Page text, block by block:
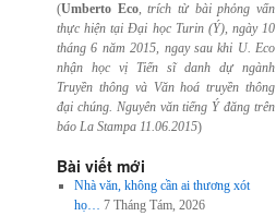
(Umberto Eco,trích từ bài phỏng vấn
thực hiện tại Đại học Turin (Ý), ngày 10
tháng 6 năm 2015, ngay sau khi U. Eco
nhận học vị Tiến sĩ danh dự ngành
Truyền thông và Văn hoá truyền thông
đại chúng. Nguyên văn tiếng Ý đăng trên
báo La Stampa 11.06.2015)
Bài viết mới
Nhà văn, không cần ai thương xót
họ… 7 Tháng Tám, 2026